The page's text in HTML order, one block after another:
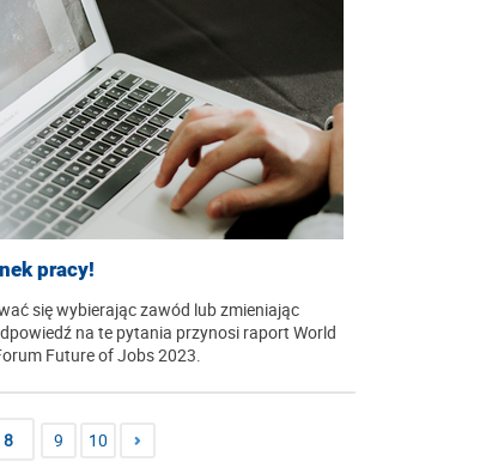
pracy!
się wybierając zawód lub zmieniając
na te pytania przynosi raport World
Future of Jobs 2023.
8 9 10